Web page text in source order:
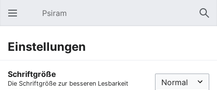
Hauptmenü öffnen Psiram
Einstellungen
Schriftgröße
Die Schriftgröße zur besseren Lesbarkeit